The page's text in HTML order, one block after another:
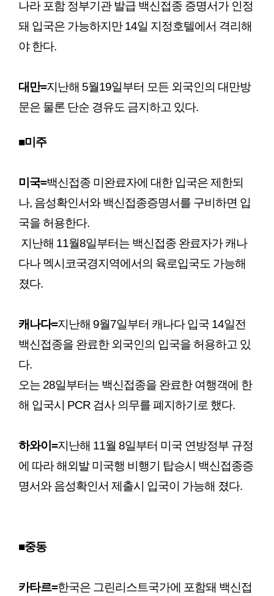
나라 포함 정부기관 발급 백신접종 증명서가 인정
돼 입국은 가능하지만 14일 지정호텔에서 격리해
야 한다.
대만=지난해 5월19일부터 모든 외국인의 대만방
문은 물론 단순 경유도 금지하고 있다.
■미주
미국=백신접종 미완료자에 대한 입국은 제한되
나, 음성확인서와 백신접종증명서를 구비하면 입
국을 허용한다.
지난해 11월8일부터는 백신접종 완료자가 캐나
다나 멕시코국경지역에서의 육로입국도 가능해
졌다.
캐나다=지난해 9월7일부터 캐나다 입국 14일전
백신접종을 완료한 외국인의 입국을 허용하고 있
다.
오는 28일부터는 백신접종을 완료한 여행객에 한
해 입국시 PCR 검사 의무를 폐지하기로 했다.
하와이 =지난해 11월 8일부터 미국 연방정부 규정
에 따라 해외발 미국행 비행기 탑승시 백신접종증
명서와 음성확인서 제출시 입국이 가능해 졌다.
■중동
카타르=한국은 그린리스트국가에 포함돼 백신접